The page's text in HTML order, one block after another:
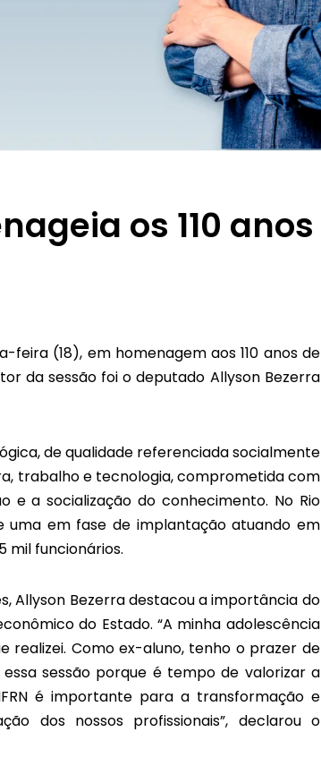
os 110 anos
feira (18), em homenagem aos 110 anos de
da sessão foi o deputado Allyson Bezerra
de qualidade referenciada socialmente
trabalho e tecnologia, comprometida com
a socialização do conhecimento. No Rio
uma em fase de implantação atuando em
mil funcionários.
Allyson Bezerra destacou a importância do
do Estado. “A minha adolescência
realizei. Como ex-aluno, tenho o prazer de
sessão porque é tempo de valorizar a
é importante para a transformação e
dos nossos profissionais”, declarou o